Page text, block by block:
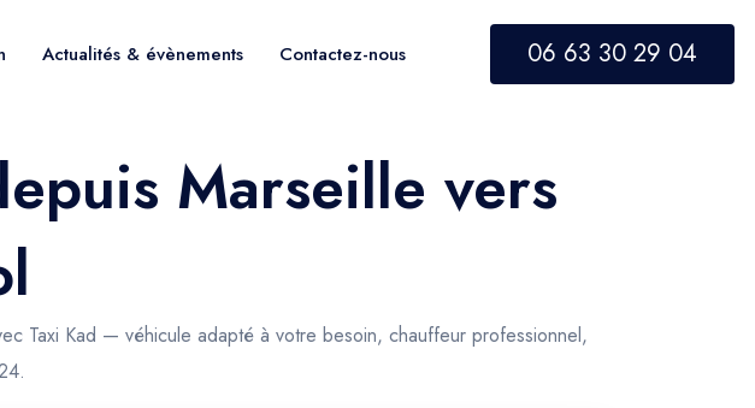
Actualités & évènements Contactez-nous 06 63 30 29 04
Marseille vers
Taxi Kad — véhicule adapté à votre besoin, chauffeur professionnel,